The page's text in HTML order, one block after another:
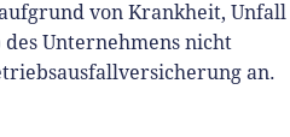
von Krankheit, Unfall
Unternehmens nicht
an.